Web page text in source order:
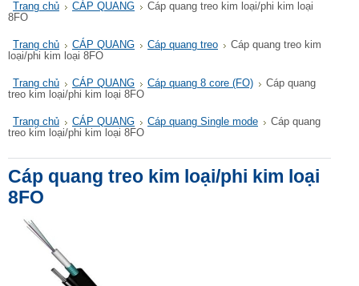
Trang chủ CÁP QUANG
Cáp quang treo kim loại/phi kim loại
8FO
Trang chủ CÁP QUANG Cáp quang treo
Cáp quang treo kim
loại/phi kim loại 8FO
Trang chủ CÁP QUANG Cáp quang 8 core (FO)
Cáp quang
treo kim loại/phi kim loại 8FO
Trang chủ CÁP QUANG Cáp quang Single mode
Cáp quang
treo kim loại/phi kim loại 8FO
Cáp quang treo kim loại/phi kim loại
8FO